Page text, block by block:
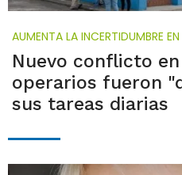
AUMENTA LA INCERTIDUMBRE
Nuevo conflicto
operarios fueron
sus tareas diarias